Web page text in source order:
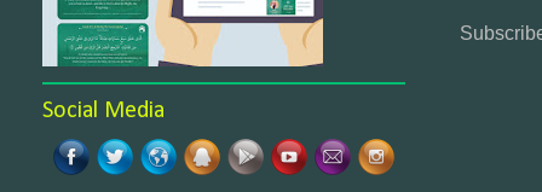
Social Media